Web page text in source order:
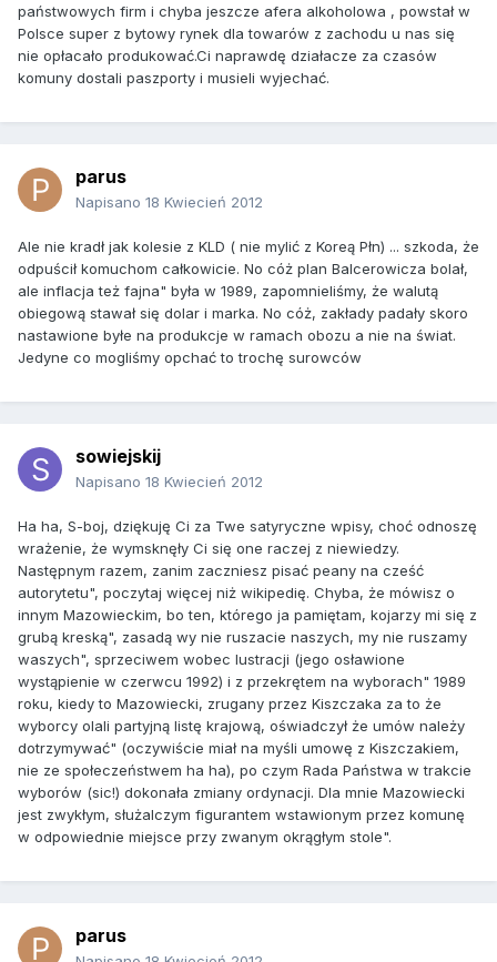
państwowych firm i chyba jeszcze afera alkoholowa , powstał w
Polsce super z bytowy rynek dla towarów z zachodu u nas się
nie opłacało produkować.Ci naprawdę działacze za czasów
komuny dostali paszporty i musieli wyjechać.
parus
Napisano 18 Kwiecień 2012
Ale nie kradł jak kolesie z KLD ( nie mylić z Koreą Płn) ... szkoda, że
odpuścił komuchom całkowicie. No cóż plan Balcerowicza bolał,
ale inflacja też fajna" była w 1989, zapomnieliśmy, że walutą
obiegową stawał się dolar i marka. No cóż, zakłady padały skoro
nastawione byłe na produkcje w ramach obozu a nie na świat.
Jedyne co mogliśmy opchać to trochę surowców
sowiejskij
Napisano 18 Kwiecień 2012
Ha ha, S-boj, dziękuję Ci za Twe satyryczne wpisy, choć odnoszę
wrażenie, że wymsknęły Ci się one raczej z niewiedzy.
Następnym razem, zanim zaczniesz pisać peany na cześć
autorytetu", poczytaj więcej niż wikipedię. Chyba, że mówisz o
innym Mazowieckim, bo ten, którego ja pamiętam, kojarzy mi się z
grubą kreską", zasadą wy nie ruszacie naszych, my nie ruszamy
waszych", sprzeciwem wobec lustracji (jego osławione
wystąpienie w czerwcu 1992) i z przekrętem na wyborach" 1989
roku, kiedy to Mazowiecki, zrugany przez Kiszczaka za to że
wyborcy olali partyjną listę krajową, oświadczył że umów należy
dotrzymywać" (oczywiście miał na myśli umowę z Kiszczakiem,
nie ze społeczeństwem ha ha), po czym Rada Państwa w trakcie
wyborów (sic!) dokonała zmiany ordynacji. Dla mnie Mazowiecki
jest zwykłym, służalczym figurantem wstawionym przez komunę
w odpowiednie miejsce przy zwanym okrągłym stole".
parus